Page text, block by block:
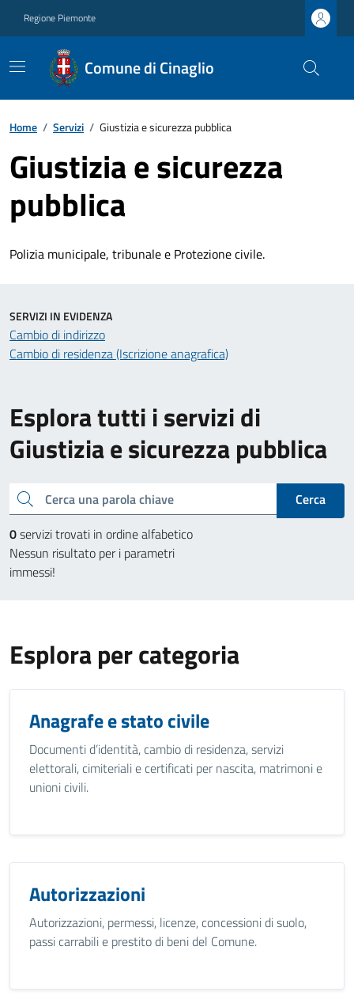
Regione Piemonte
Comune di Cinaglio
Home / Servizi / Giustizia e sicurezza pubblica
Giustizia e sicurezza
pubblica
Polizia municipale, tribunale e Protezione civile.
Esplora tutti i servizi di
Giustizia e sicurezza pubblica
Cerca una parola chiave
Cerca
0servizi trovati in ordine alfabetico
Nessun risultato per i parametri
immessi!
SERVIZI IN EVIDENZA
Cambio di indirizzo
Cambio di residenza (Iscrizione anagrafica)
Esplora per categoria
Anagrafe e stato civile
Documenti d’identità, cambio di residenza, servizi
elettorali, cimiteriali e certificati per nascita, matrimoni e
unioni civili.
Autorizzazioni
Autorizzazioni, permessi, licenze, concessioni di suolo,
passi carrabili e prestito di beni del Comune.